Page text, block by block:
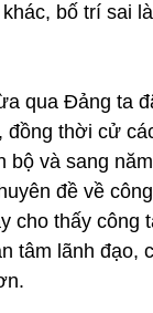
bố trí sai
qua Đảng ta
đồng thời cử
bộ và sang
đề về
cho thấy công
tâm lãnh đạo,